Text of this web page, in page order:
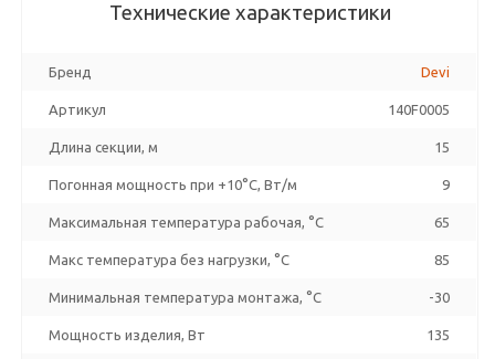
Технические характеристики
Бренд Devi
Артикул 140F0005
Длина секции, м 15
Погонная мощность при +10°С, Вт/м 9
Максимальная температура рабочая, °C 65
Макс температура без нагрузки, °C 85
Минимальная температура монтажа, °C -30
Мощность изделия, Вт 135